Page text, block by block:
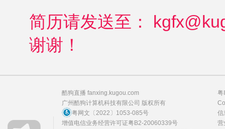
简历请发送至：
谢谢！
酷狗直播 fanxing.kugou.com
粤
广州酷狗计算机科技有限公司 版权所有
粤网文〔2022〕1053-085号
信
增值电信业务经营许可证粤B2-20060339号
营